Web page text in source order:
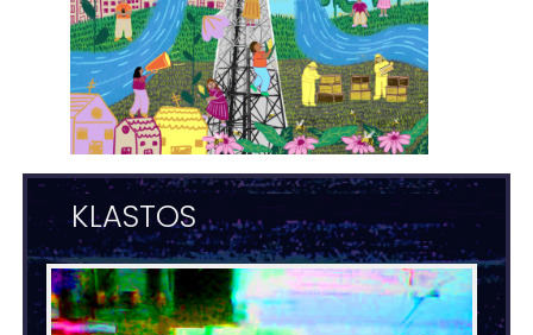
KLASTOS